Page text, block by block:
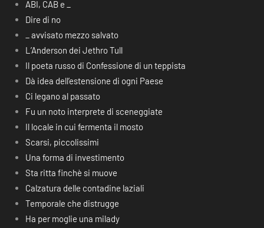
ABI, CAB e _
Dire di no
_ avvisato mezzo salvato
L’Anderson dei Jethro Tull
Il poeta russo di Confessione di un teppista
Dà idea dell’estensione di ogni Paese
Ci legano al passato
Fu un noto interprete di sceneggiate
Il locale in cui fermenta il mosto
Scarsi, piccolissimi
Una forma di investimento
Sta ritta finchè si muove
Calzatura delle contadine laziali
Temporale che distrugge
Ha per moglie una milady